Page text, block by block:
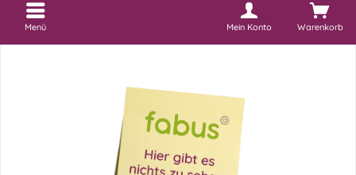
Warenkorb
Mein Konto
Menü